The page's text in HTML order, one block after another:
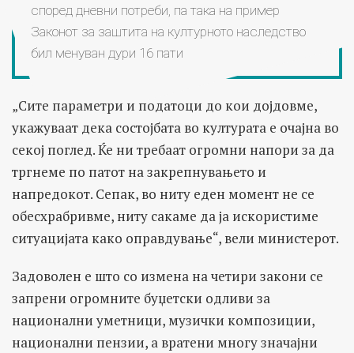
според дневни потреби, па така на пример
Законот за заштита на културното наследство
бил менуван дури 16 пати
„Сите параметри и податоци до кои дојдовме,
укажуваат дека состојбата во културата е очајна во
секој поглед. Ќе ни требаат огромни напори за да
тргнеме по патот на закрепнувањето и
напредокот. Сепак, во ниту еден момент не се
обесхрабривме, ниту сакаме да ја искористиме
ситуацијата како оправдување“, вели министерот.
Задоволен е што со измена на четири закони се
запрени огромните буџетски одливи за
национални уметници, музички композиции,
национални пензии, а вратени многу значајни